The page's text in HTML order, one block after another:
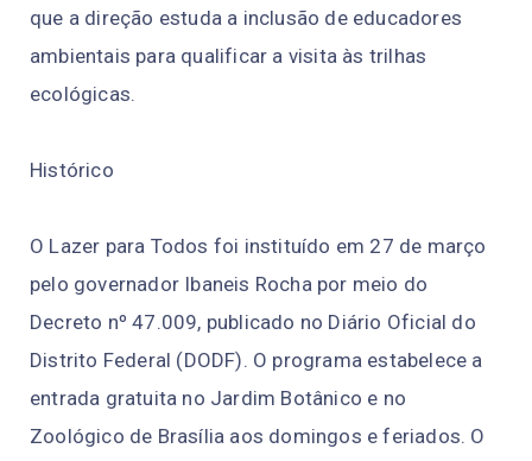
que a direção estuda a inclusão de educadores
ambientais para qualificar a visita às trilhas
ecológicas.
Histórico
O Lazer para Todos foi instituído em 27 de março
pelo governador Ibaneis Rocha por meio do
Decreto nº 47.009, publicado no Diário Oficial do
Distrito Federal (DODF). O programa estabelece a
entrada gratuita no Jardim Botânico e no
Zoológico de Brasília aos domingos e feriados. O